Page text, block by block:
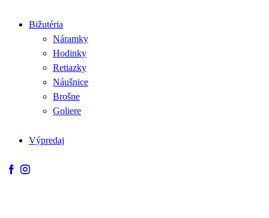
Bižutéria
Náramky
Hodinky
Retiazky
Náušnice
Brošne
Goliere
Výpredaj